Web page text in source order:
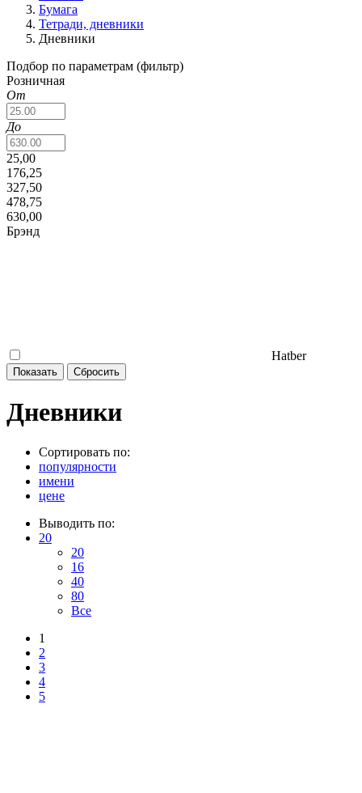
Бумага
Тетради, дневники
Дневники
Подбор по параметрам (фильтр)
Розничная
От
До
25,00
176,25
327,50
478,75
630,00
Брэнд
Hatber
Дневники
Сортировать по:
популярности
имени
цене
Выводить по:
20
20
16
40
80
Все
1
2
3
4
5